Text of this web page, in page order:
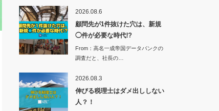
2026.08.6
顧問先が1件抜けた穴は、新規
◯件が必要な時代!?
From：高名一成帝国データバンクの
調査だと、社長の…
2026.08.3
伸びる税理士はダメ出ししない
人？！